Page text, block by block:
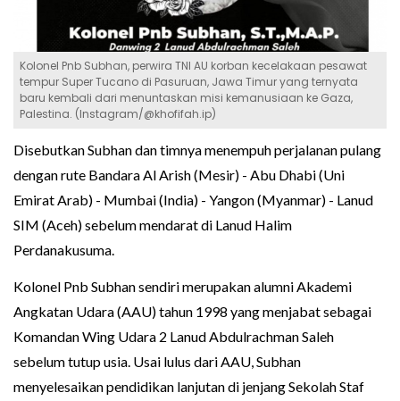
Kolonel Pnb Subhan, perwira TNI AU korban kecelakaan pesawat
tempur Super Tucano di Pasuruan, Jawa Timur yang ternyata
baru kembali dari menuntaskan misi kemanusiaan ke Gaza,
Palestina. (Instagram/@khofifah.ip)
Disebutkan Subhan dan timnya menempuh perjalanan pulang
dengan rute Bandara Al Arish (Mesir) - Abu Dhabi (Uni
Emirat Arab) - Mumbai (India) - Yangon (Myanmar) - Lanud
SIM (Aceh) sebelum mendarat di Lanud Halim
Perdanakusuma.
Kolonel Pnb Subhan sendiri merupakan alumni Akademi
Angkatan Udara (AAU) tahun 1998 yang menjabat sebagai
Komandan Wing Udara 2 Lanud Abdulrachman Saleh
sebelum tutup usia. Usai lulus dari AAU, Subhan
menyelesaikan pendidikan lanjutan di jenjang Sekolah Staf